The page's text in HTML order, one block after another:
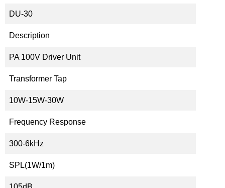
DU-30
Description
PA 100V Driver Unit
Transformer Tap
10W-15W-30W
Frequency Response
300-6kHz
SPL(1W/1m)